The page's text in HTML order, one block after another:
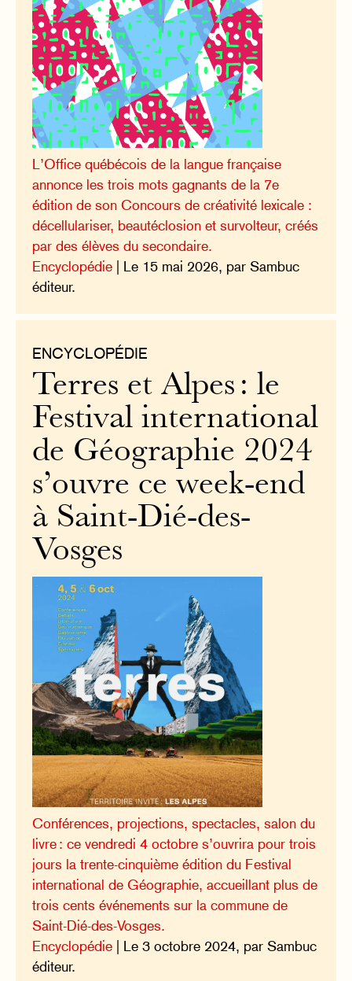
L’Office québécois de la langue française
annonce les trois mots gagnants de la 7e
édition de son Concours de créativité lexicale :
décellulariser, beautéclosion et survolteur, créés
par des élèves du secondaire.
Encyclopédie | Le 15 mai 2026, par Sambuc
éditeur.
ENCYCLOPÉDIE
Terres et Alpes : le
Festival international
de Géographie 2024
s’ouvre ce week-end
à Saint-Dié-des-
Vosges
Conférences, projections, spectacles, salon du
livre : ce vendredi 4 octobre s’ouvrira pour trois
jours la trente-cinquième édition du Festival
international de Géographie, accueillant plus de
trois cents événements sur la commune de
Saint-Dié-des-Vosges.
Encyclopédie | Le 3 octobre 2024, par Sambuc
éditeur.